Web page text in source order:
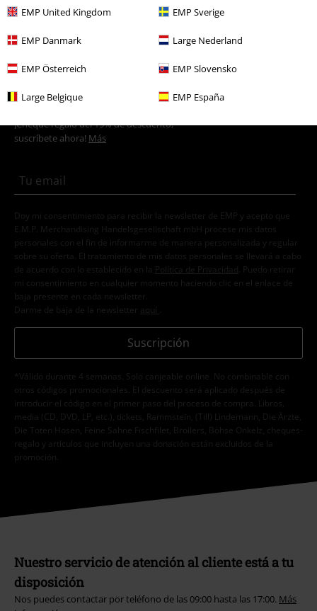
EMP United Kingdom EMP Sverige
EMP Danmark Large Nederland
EMP Österreich EMP Slovensko
Large Belgique EMP España
masculina. Por lo tanto, pruebe la combinación entre jeans un poco más
que también se ven realmente casuales y frescos, para que ya nadie
E-mail Newsletter
¡Cheque regalo del 15% de descuento,
suscríbete ahora! Más
Doy mi consentimiento para recibir la newsletter de EMP y acepto que
E.M.P. Merchandising Handelsgesellschaft mbH procese mis datos
personales con el fin de informarme de manera personalizada y regular
sobre su oferta. El tratamiento de mis datos personales se llevará a cabo
de acuerdo con lo establecido en la
Política de Privacidad . Puedo retirar
mi consentimiento en cualquier momento haciendo clic en el enlace de
baja presente en cada newsletter.
Darme de baja de la newsletter
aquí
Suscripción
*Válido durante 4 semanas. Solo canjeable online. No combinable con
otros códigos promocionales. El descuento será aplicado después de
introducir el código en el primer paso del proceso de compra. Libros,
media (CD, DVD, LP, etc.), tickets, Rammstein, (Till) Lindemann, Die Ärzte,
Die Toten Hosen, Feine Sahne Fischfilet, Broilers, Böhse Onkelz, cheques-
regalo y artículos que incluyen una donación están excluidos de la
promoción.
Nuestro servicio de atención al cliente está a tu
disposición
Nos puedes contactar por teléfono de las 09:00 hasta las 17:00. Más